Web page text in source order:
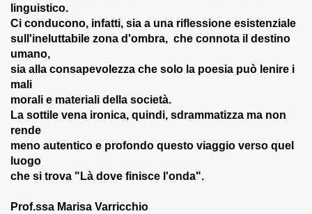
linguistico.
Ci conducono, infatti, sia a una riflessione esistenziale
sull'ineluttabile zona d'ombra, che connota il destino
umano,
sia alla consapevolezza che solo la poesia può lenire i
mali
morali e materiali della società.
La sottile vena ironica, quindi, sdrammatizza ma non
rende
meno autentico e profondo questo viaggio verso quel
luogo
che si trova "Là dove finisce l'onda".
Prof.ssa Marisa Varricchio
Spurio - 18-08-011)
- Giovinazzo)
011)
11)
(31-10-011)